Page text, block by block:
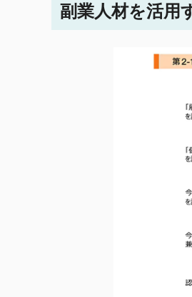
副業人材を活用